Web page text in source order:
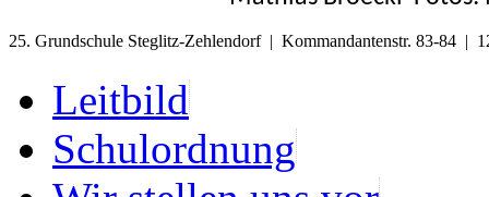
25. Grundschule Steglitz-Zehlendorf | Kommandantenstr. 83-84
Leitbild
Schulordnung